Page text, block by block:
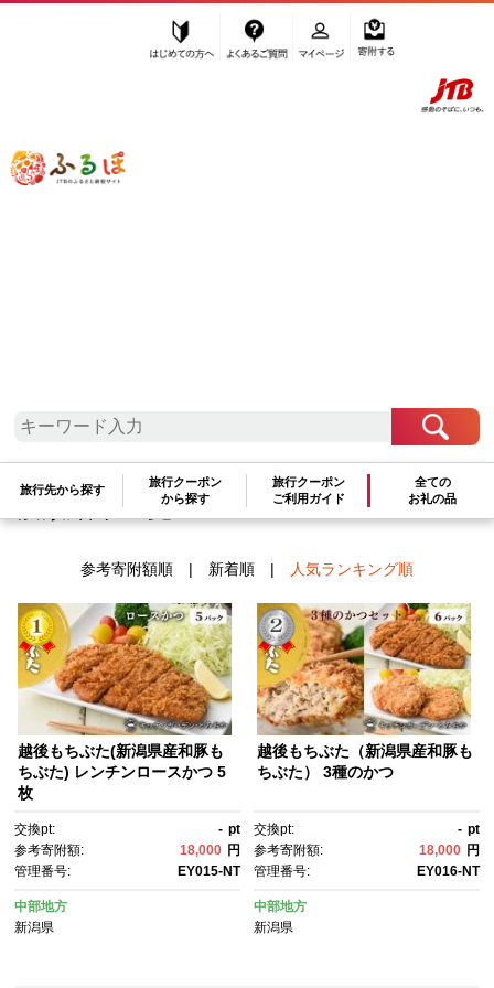
ふるぽ JTBのふるさと納税サイト
旅行先から探す
旅行クーポン
から探す
旅行クーポン
ご利用ガイド
全ての
お礼の品
揚げ物
検索結果一覧 1～2件 / 全2件
参考寄附額順| 新着順| 人気ランキング順
越後もちぶた(新潟県産和豚も
ちぶた) レンチンロースかつ 5
枚
交換pt: - pt
参考寄附額:
18,000 円
管理番号:
EY015-NT
中部地方
新潟県
越後もちぶた（新潟県産和豚も
ちぶた） 3種のかつ
交換pt: - pt
参考寄附額:
18,000 円
管理番号:
EY016-NT
中部地方
新潟県